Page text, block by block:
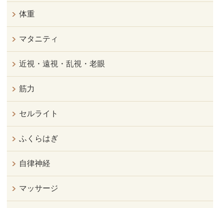
体重
マタニティ
近視・遠視・乱視・老眼
筋力
セルライト
ふくらはぎ
自律神経
マッサージ